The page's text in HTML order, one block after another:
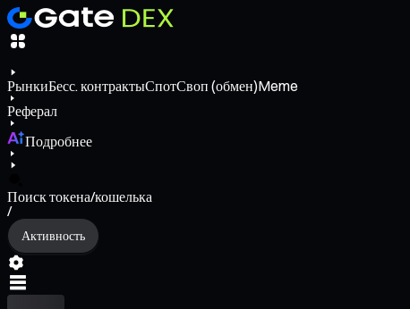
РынкиБесс. контрактыСпотСвоп (обмен)Meme
Реферал
Подробнее
Поиск токена/кошелька
/
Активность